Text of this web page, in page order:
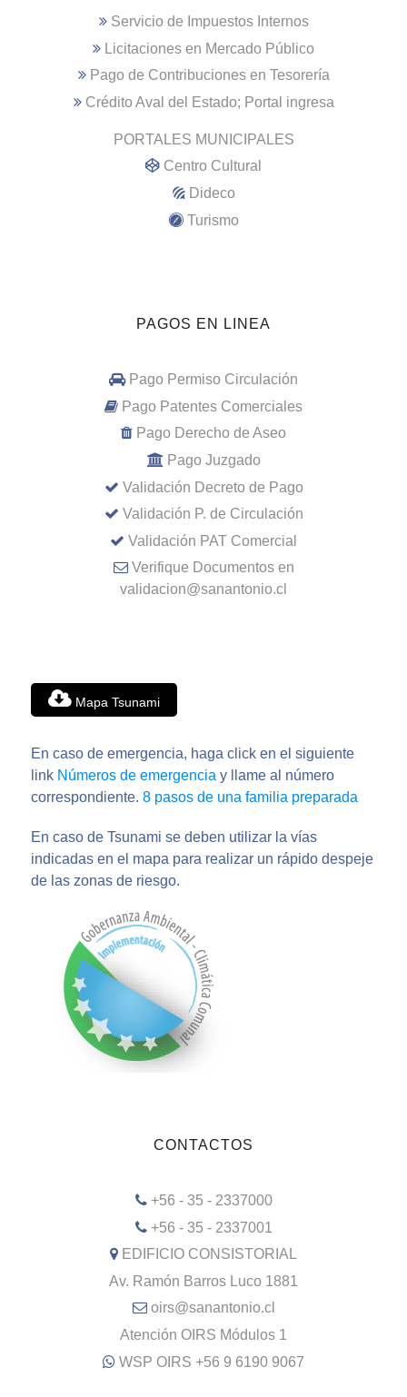
Servicio de Impuestos Internos
Licitaciones en Mercado Público
Pago de Contribuciones en Tesorería
Crédito Aval del Estado; Portal ingresa
PORTALES MUNICIPALES
Centro Cultural
Dideco
Turismo
PAGOS EN LINEA
Pago Permiso Circulación
Pago Patentes Comerciales
Pago Derecho de Aseo
Pago Juzgado
Validación Decreto de Pago
Validación P. de Circulación
Validación PAT Comercial
Verifique Documentos en
validacion@sanantonio.cl
Mapa Tsunami
En caso de emergencia, haga click en el siguiente
link Números de emergencia y llame al número
correspondiente. 8 pasos de una familia preparada
En caso de Tsunami se deben utilizar la vías
indicadas en el mapa para realizar un rápido despeje
de las zonas de riesgo.
CONTACTOS
+56 - 35 - 2337000
+56 - 35 - 2337001
EDIFICIO CONSISTORIAL
Av. Ramón Barros Luco 1881
oirs@sanantonio.cl
Atención OIRS Módulos 1
WSP OIRS +56 9 6190 9067